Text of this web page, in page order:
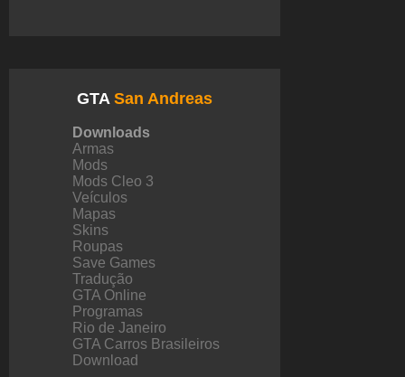
GTA San Andreas
Downloads
Armas
Mods
Mods Cleo 3
Veículos
Mapas
Skins
Roupas
Save Games
Tradução
GTA Online
Programas
Rio de Janeiro
GTA Carros Brasileiros
Download